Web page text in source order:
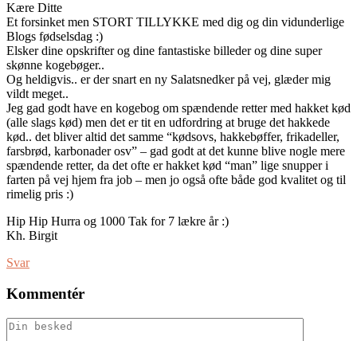
Kære Ditte
Et forsinket men STORT TILLYKKE med dig og din vidunderlige
Blogs fødselsdag :)
Elsker dine opskrifter og dine fantastiske billeder og dine super
skønne kogebøger..
Og heldigvis.. er der snart en ny Salatsnedker på vej, glæder mig
vildt meget..
Jeg gad godt have en kogebog om spændende retter med hakket kød
(alle slags kød) men det er tit en udfordring at bruge det hakkede
kød.. det bliver altid det samme “kødsovs, hakkebøffer, frikadeller,
farsbrød, karbonader osv” – gad godt at det kunne blive nogle mere
spændende retter, da det ofte er hakket kød “man” lige snupper i
farten på vej hjem fra job – men jo også ofte både god kvalitet og til
rimelig pris :)
Hip Hip Hurra og 1000 Tak for 7 lækre år :)
Kh. Birgit
Svar
Kommentér